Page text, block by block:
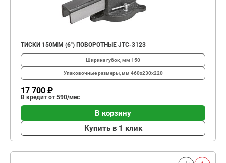
ТИСКИ 150ММ (6") ПОВОРОТНЫЕ JTC-3123
Ширина губок, мм 150
Упаковочные размеры, мм 460х230х220
17 700 ₽
В кредит от 590/мес
В корзину
Купить в 1 клик